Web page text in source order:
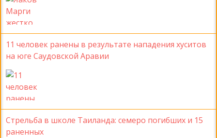
11 человек ранены в результате нападения хуситов
на юге Саудовской Аравии
Стрельба в школе Таиланда: семеро погибших и 15
раненных